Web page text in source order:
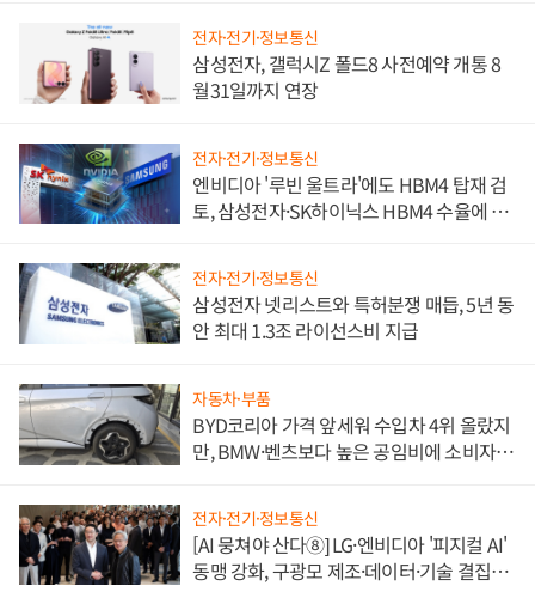
전자·전기·정보통신
삼성전자, 갤럭시Z 폴드8 사전예약 개통 8
월31일까지 연장
전자·전기·정보통신
엔비디아 '루빈 울트라'에도 HBM4 탑재 검
토, 삼성전자·SK하이닉스 HBM4 수율에 주
전자·전기·정보통신
삼성전자 넷리스트와 특허분쟁 매듭, 5년 동
안 최대 1.3조 라이선스비 지급
자동차·부품
BYD코리아 가격 앞세워 수입차 4위 올랐지
만, BMW·벤츠보다 높은 공임비에 소비자
전자·전기·정보통신
[AI 뭉쳐야 산다⑧] LG·엔비디아 '피지컬 AI'
동맹 강화, 구광모 제조·데이터·기술 결집